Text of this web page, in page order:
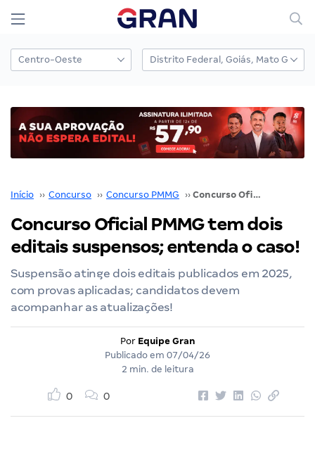
Início ›› Concurso ›› Concurso PMMG ›› Concurso Oficial PMMG tem dois editais suspensos; entenda o caso!
Concurso Oficial PMMG tem dois
editais suspensos; entenda o caso!
Suspensão atinge dois editais publicados em 2025,
com provas aplicadas; candidatos devem
acompanhar as atualizações!
Por Equipe Gran
Publicado em 07/04/26
2 min. de leitura
0 0